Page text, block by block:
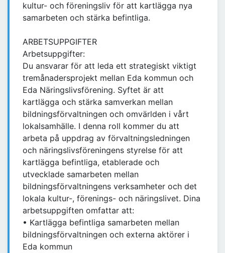
kultur- och föreningsliv för att kartlägga nya
samarbeten och stärka befintliga.
ARBETSUPPGIFTER
Arbetsuppgifter:
Du ansvarar för att leda ett strategiskt viktigt
tremånadersprojekt mellan Eda kommun och
Eda Näringslivsförening. Syftet är att
kartlägga och stärka samverkan mellan
bildningsförvaltningen och omvärlden i vårt
lokalsamhälle. I denna roll kommer du att
arbeta på uppdrag av förvaltningsledningen
och näringslivsföreningens styrelse för att
kartlägga befintliga, etablerade och
utvecklade samarbeten mellan
bildningsförvaltningens verksamheter och det
lokala kultur-, förenings- och näringslivet. Dina
arbetsuppgiften omfattar att:
• Kartlägga befintliga samarbeten mellan
bildningsförvaltningen och externa aktörer i
Eda kommun